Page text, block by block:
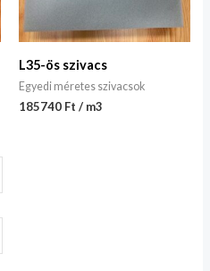
L35-ös szivacs
Egyedi méretes szivacsok
185740 Ft / m3